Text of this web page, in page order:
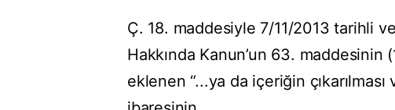
Ç. 18. maddesiyle 7/11/2013 tarihli
Hakkında Kanun’un 63. maddesinin
eklenen “...ya da içeriğin